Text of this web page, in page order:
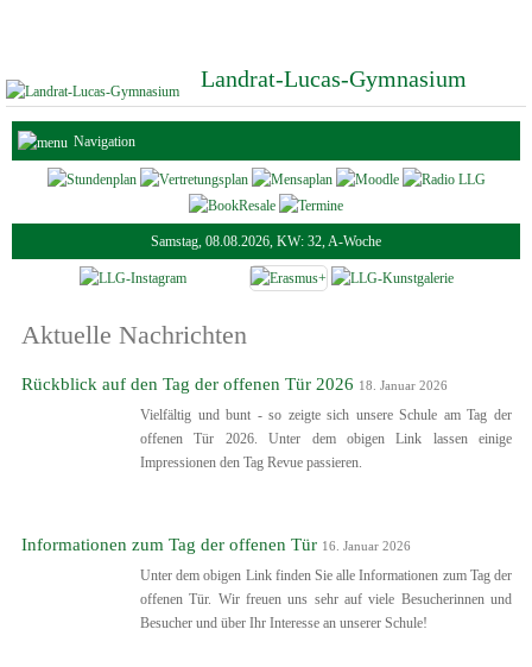
Landrat-Lucas-Gymnasium
Navigation
Samstag, 08.08.2026, KW: 32, A-Woche
Aktuelle Nachrichten
Rückblick auf den Tag der offenen Tür 2026 18. Januar 2026
Vielfältig und bunt - so zeigte sich unsere Schule am Tag der
offenen Tür 2026. Unter dem obigen Link lassen einige
Impressionen den Tag Revue passieren.
Informationen zum Tag der offenen Tür 16. Januar 2026
Unter dem obigen Link finden Sie alle Informationen zum Tag der
offenen Tür. Wir freuen uns sehr auf viele Besucherinnen und
Besucher und über Ihr Interesse an unserer Schule!